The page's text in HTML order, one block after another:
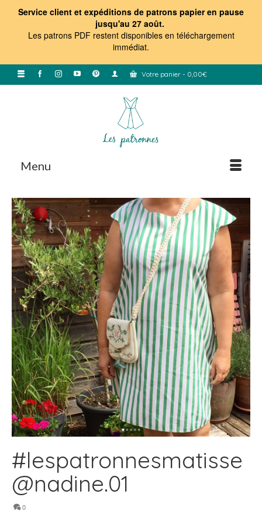
Service client et expéditions de patrons papier en pause
jusqu'au 27 août.
Les patrons PDF restent disponibles en téléchargement
immédiat.
Votre panier - 0,00€
Menu
#lespatronnesmatisse
@nadine.01
0